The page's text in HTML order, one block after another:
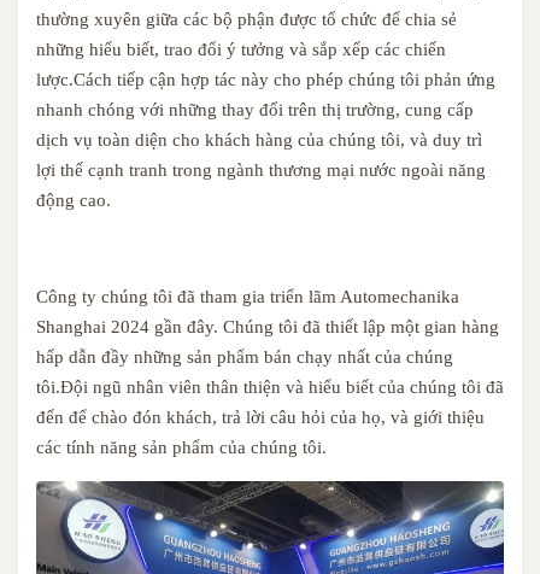
thường xuyên giữa các bộ phận được tổ chức để chia sẻ
những hiểu biết, trao đổi ý tưởng và sắp xếp các chiến
lược.Cách tiếp cận hợp tác này cho phép chúng tôi phản ứng
nhanh chóng với những thay đổi trên thị trường, cung cấp
dịch vụ toàn diện cho khách hàng của chúng tôi, và duy trì
lợi thế cạnh tranh trong ngành thương mại nước ngoài năng
động cao.
Công ty chúng tôi đã tham gia triển lãm Automechanika
Shanghai 2024 gần đây. Chúng tôi đã thiết lập một gian hàng
hấp dẫn đầy những sản phẩm bán chạy nhất của chúng
tôi.Đội ngũ nhân viên thân thiện và hiểu biết của chúng tôi đã
đến để chào đón khách, trả lời câu hỏi của họ, và giới thiệu
các tính năng sản phẩm của chúng tôi.